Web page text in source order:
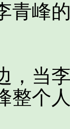
峰的
当李
整个